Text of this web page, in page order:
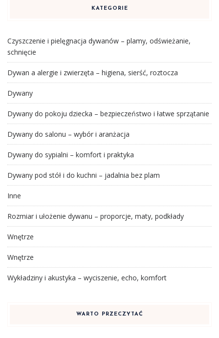
KATEGORIE
Czyszczenie i pielęgnacja dywanów – plamy, odświeżanie,
schnięcie
Dywan a alergie i zwierzęta – higiena, sierść, roztocza
Dywany
Dywany do pokoju dziecka – bezpieczeństwo i łatwe sprzątanie
Dywany do salonu – wybór i aranżacja
Dywany do sypialni – komfort i praktyka
Dywany pod stół i do kuchni – jadalnia bez plam
Inne
Rozmiar i ułożenie dywanu – proporcje, maty, podkłady
Wnętrze
Wnętrze
Wykładziny i akustyka – wyciszenie, echo, komfort
WARTO PRZECZYTAĆ